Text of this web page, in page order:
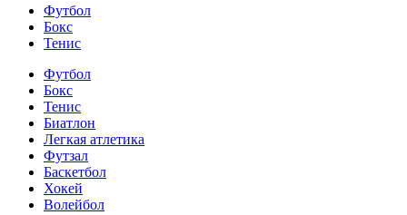
Футбол
Бокс
Тенис
Футбол
Бокс
Тенис
Биатлон
Легкая атлетика
Футзал
Баскетбол
Хокей
Волейбол